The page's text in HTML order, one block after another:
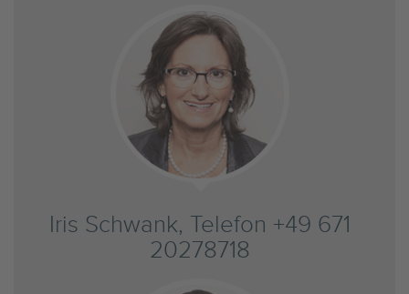
Iris Schwank, Telefon +49 671
20278718